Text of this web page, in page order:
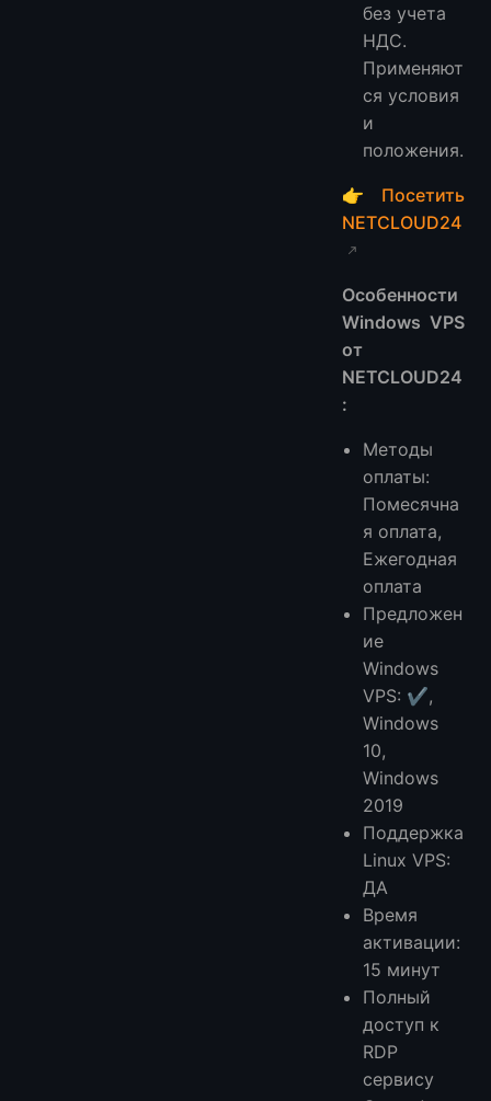
без учета
НДС.
Применяют
ся условия
и
положения.
👉 Посетить
NETCLOUD24
Особенности
Windows VPS
от
NETCLOUD24
:
Методы
оплаты:
Помесячна
я оплата,
Ежегодная
оплата
Предложен
ие
Windows
VPS: ✔️,
Windows
10,
Windows
2019
Поддержка
Linux VPS:
ДА
Время
активации:
15 минут
Полный
доступ к
RDP
сервису